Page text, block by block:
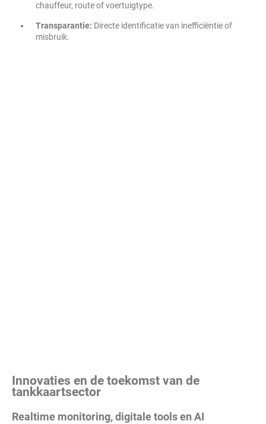
chauffeur, route of voertuigtype.
Transparantie: Directe identificatie van inefficiëntie of
misbruik.
Innovaties en de toekomst van de
tankkaartsector
Realtime monitoring, digitale tools en AI